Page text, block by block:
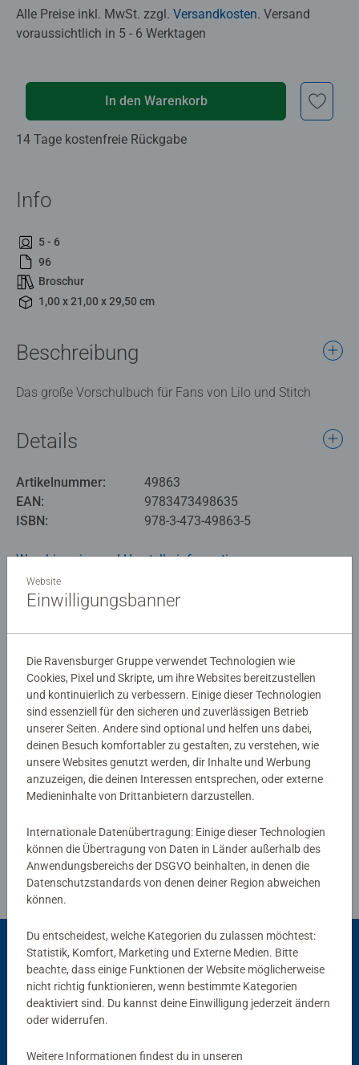
Alle Preise inkl. MwSt. zzgl. Versandkosten. Versand
voraussichtlich in 5 - 6 Werktagen
In den Warenkorb
14 Tage kostenfreie Rückgabe
Info
5 - 6
96
Broschur
1,00 x 21,00 x 29,50 cm
Beschreibung
Das große Vorschulbuch für Fans von Lilo und Stitch
Details
Artikelnummer:
49863
EAN:
9783473498635
ISBN:
978-3-473-49863-5
Warnhinweise und Herstellerinformation
0/0
Verfasse eine Bewertung
Richtlinien für Bewertungen
Beliebte Auswahl
Andere Kunden mögen auch
Website
Einwilligungsbanner
Die Ravensburger Gruppe verwendet Technologien wie
Cookies, Pixel und Skripte, um ihre Websites bereitzustellen
und kontinuierlich zu verbessern. Einige dieser Technologien
sind essenziell für den sicheren und zuverlässigen Betrieb
unserer Seiten. Andere sind optional und helfen uns dabei,
deinen Besuch komfortabler zu gestalten, zu verstehen, wie
unsere Websites genutzt werden, dir Inhalte und Werbung
anzuzeigen, die deinen Interessen entsprechen, oder externe
Medieninhalte von Drittanbietern darzustellen.
Internationale Datenübertragung: Einige dieser Technologien
können die Übertragung von Daten in Länder außerhalb des
Anwendungsbereichs der DSGVO beinhalten, in denen die
Datenschutzstandards von denen deiner Region abweichen
können.
Du entscheidest, welche Kategorien du zulassen möchtest:
Statistik, Komfort, Marketing und Externe Medien. Bitte
beachte, dass einige Funktionen der Website möglicherweise
nicht richtig funktionieren, wenn bestimmte Kategorien
deaktiviert sind. Du kannst deine Einwilligung jederzeit ändern
oder widerrufen.
Weitere Informationen findest du in unseren